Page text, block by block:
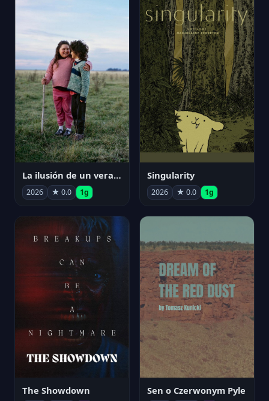
La ilusión de un verano sin fin
2026 ★ 0.0 1g
Singularity
2026 ★ 0.0 1g
The Showdown Sen o Czerwonym Pyle